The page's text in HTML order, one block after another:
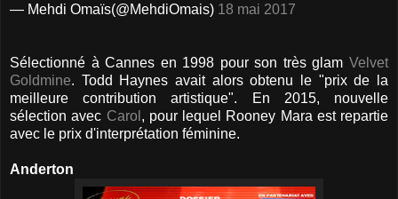
— Mehdi Omaïs(@MehdiOmais) 18 mai 2017
Sélectionné à Cannes en 1998 pour son très glam Velvet
Goldmine. Todd Haynes avait alors obtenu le "prix de la
meilleure contribution artistique". En 2015, nouvelle
sélection avec Carol , pour lequel Rooney Mara est repartie
avec le prix d'interprétation féminine.
Anderton